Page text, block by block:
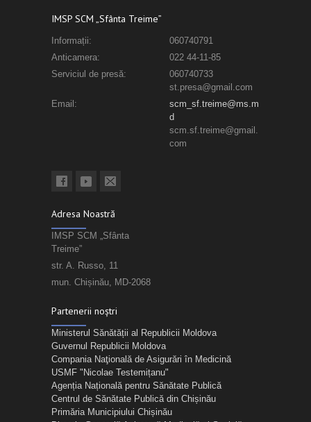
IMSP SCM „Sfânta Treime”
Informații:
060740791
Anticamera:
022 44-11-85
Serviciul de presă:
060740733
st.presa@gmail.com
Email:
scm_sf.treime@ms.m
d
scm.sf.treime@gmail.
com
Adresa Noastră
IMSP SCM „Sfânta
Treime”
str. A. Russo, 11
mun. Chișinău, MD-2068
Partenerii noștri
Ministerul Sănătății al Republicii Moldova
Guvernul Republicii Moldova
Compania Naţională de Asigurări în Medicină
USMF "Nicolae Testemițanu"
Agenția Națională pentru Sănătate Publică
Centrul de Sănătate Publică din Chișinău
Primăria Municipiului Chișinău